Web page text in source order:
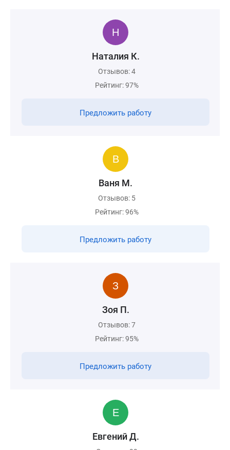
Наталия К.
Отзывов: 4
Рейтинг: 97%
Предложить работу
Ваня М.
Отзывов: 5
Рейтинг: 96%
Предложить работу
Зоя П.
Отзывов: 7
Рейтинг: 95%
Предложить работу
Евгений Д.